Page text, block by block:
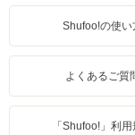
Shufoo!の使い
よくあるご質
「Shufoo!」利